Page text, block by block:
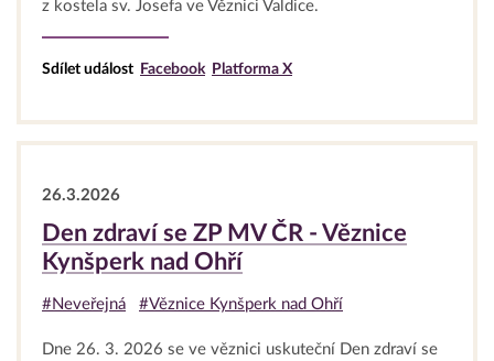
z kostela sv. Josefa ve Věznici Valdice.
Sdílet událost Facebook Platforma X
26.3.2026
Den zdraví se ZP MV ČR - Věznice
Kynšperk nad Ohří
#Neveřejná #Věznice Kynšperk nad Ohří
Dne 26. 3. 2026 se ve věznici uskuteční Den zdraví se